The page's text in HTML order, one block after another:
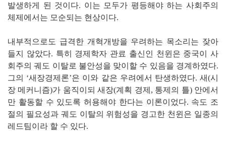
발생하게 된 것이다. 이는 모두가 평등해야 하는 사회주의
체제에서는 모순되는 현상이다.
내부적으로도 급격한 개혁개방을 우려하는 목소리는 잦아
들지 않았다. 특히 경제학자 관료 출신인 천윈은 중국이 사
회주의 궤도 이탈로 불안성을 맞이할 수 있음을 경계하였다.
그의 ‘새장경제론’은 이와 같은 우려에서 탄생하였다. 새(시
장 메커니즘)가 움직이되 새장(계획 경제, 통제의 틀) 안에서
만 활동할 수 있도록 허용해야 한다는 이론이었다. 속도 조
절의 필요성과 궤도 이탈의 위험성을 경고한 천윈은 일종의
레드팀이라 할 수 있다.